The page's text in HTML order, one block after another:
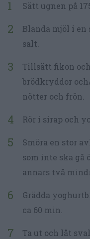
Sätt ugnen på
Blanda mjöl i en
salt.
Tillsätt fikon
brödkryddor
nötter och frön.
Rör i sirap och
Smöra en stor
som inte ska gå
annars två
Grädda
ca 60 min.
Ta ut och låt